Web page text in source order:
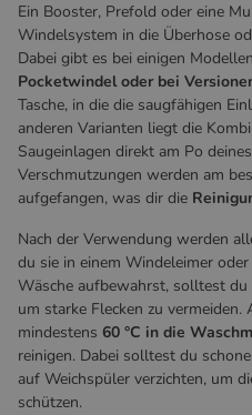
Ein Booster, Prefold oder eine
Windelsystem in die Überhose
Dabei gibt es bei einigen
Pocketwindel oder bei
Tasche, in die die saugfähigen
anderen Varianten liegt die
Saugeinlagen direkt am Po
Verschmutzungen werden am
aufgefangen, was dir die
Nach der Verwendung werden
du sie in einem Windeleimer
Wäsche aufbewahrst, solltest du
um starke Flecken zu
mindestens 60 °C in die
reinigen. Dabei solltest du
auf Weichspüler verzichten, um
schützen.